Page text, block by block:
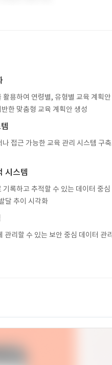
하여 연령별, 유형별 교육 계획안
한 맞춤형 교육 계획안 생성
접근 가능한 교육 관리 시스템 구
시스템
록하고 추적할 수 있는 데이터 중
달 추이 시각화
관리할 수 있는 보안 중심 데이터 관